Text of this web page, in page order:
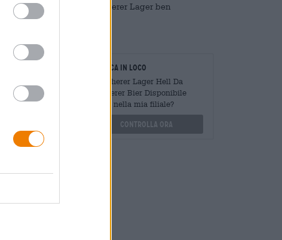
Aggiungete una Weiherer Lager ben
Verifica in loco
È Weiherer Lager Hell Da
Weiherer Bier Disponibile
anche nella mia filiale?
Controlla ora